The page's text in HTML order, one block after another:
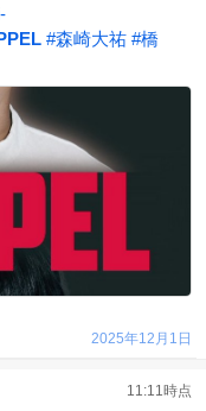
#森崎大祐 #橋
2025年12月1日
11:11時点